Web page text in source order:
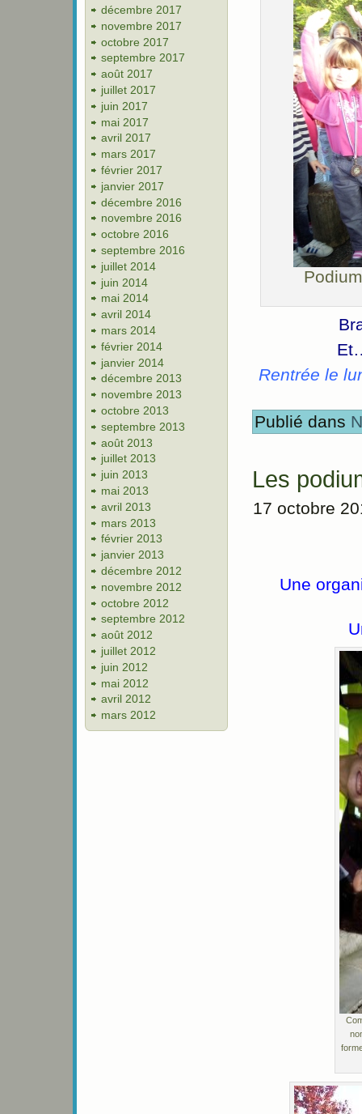
décembre 2017
novembre 2017
octobre 2017
septembre 2017
août 2017
juillet 2017
juin 2017
mai 2017
avril 2017
mars 2017
février 2017
janvier 2017
décembre 2016
novembre 2016
octobre 2016
septembre 2016
juillet 2014
juin 2014
mai 2014
avril 2014
mars 2014
février 2014
janvier 2014
décembre 2013
novembre 2013
octobre 2013
septembre 2013
août 2013
juillet 2013
juin 2013
mai 2013
avril 2013
mars 2013
février 2013
janvier 2013
décembre 2012
novembre 2012
octobre 2012
septembre 2012
août 2012
juillet 2012
juin 2012
mai 2012
avril 2012
mars 2012
Rentrée le
Publié dans
Les
17 octobre
Une